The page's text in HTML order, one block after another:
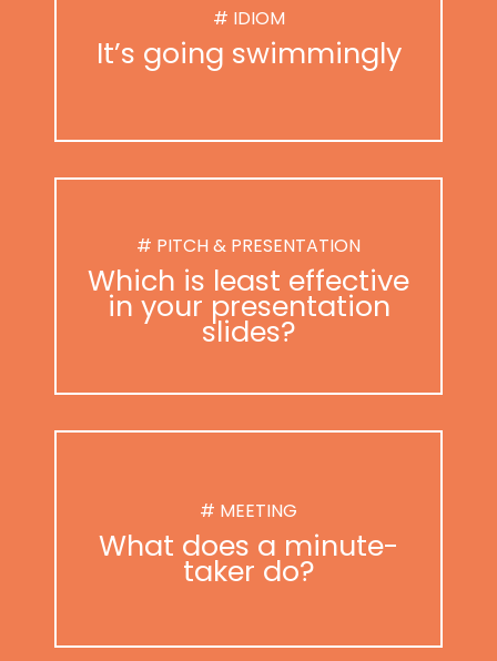
# IDIOM
It’s going swimmingly
# PITCH & PRESENTATION
Which is least effective
in your presentation
slides?
# MEETING
What does a minute-
taker do?